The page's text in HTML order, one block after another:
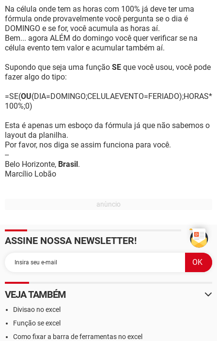
Na célula onde tem as horas com 100% já deve ter uma
fórmula onde provavelmente você pergunta se o dia é
DOMINGO e se for, você acumula as horas aí.
Bem... agora ALÉM do domingo você quer verificar se na
célula evento tem valor e acumular também aí.
Supondo que seja uma função SE que você usou, você pode
fazer algo do tipo:
=SE(OU(DIA=DOMINGO;CELULAEVENTO=FERIADO);HORAS*
100%;0)
Esta é apenas um esboço da fórmula já que não sabemos o
layout da planilha.
Por favor, nos diga se assim funciona para você.
--
Belo Horizonte, Brasil.
Marcílio Lobão
ASSINE NOSSA NEWSLETTER!
VEJA TAMBÉM
Divisao no excel
Função se excel
Como fixar a barra de ferramentas no excel